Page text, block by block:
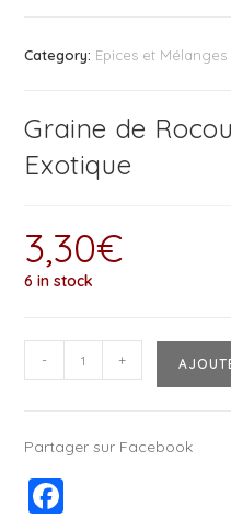
Category: Epices et Mélanges
Graine de
Exotique
3,30€
6 in stock
- +
Partager sur Facebook